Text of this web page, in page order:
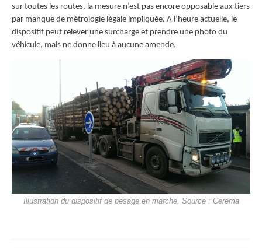
sur toutes les routes, la mesure n’est pas encore opposable aux tiers
par manque de métrologie légale impliquée. A l’heure actuelle, le
dispositif peut relever une surcharge et prendre une photo du
véhicule, mais ne donne lieu à aucune amende.
Illustration du dispositif de pesage en marche. Source : Cerema